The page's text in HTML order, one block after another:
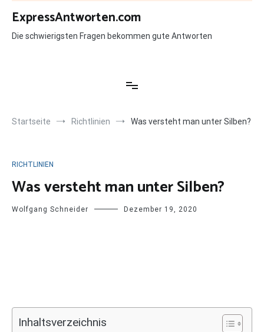
Zum
Inhalt
springen
ExpressAntworten.com
Die schwierigsten Fragen bekommen gute Antworten
Startseite Richtlinien Was versteht man unter Silben?
RICHTLINIEN
Was versteht man unter Silben?
Wolfgang Schneider Dezember 19, 2020
Inhaltsverzeichnis